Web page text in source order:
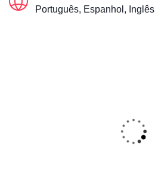
Português, Espanhol, Inglês